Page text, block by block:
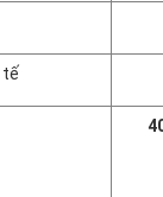
tế